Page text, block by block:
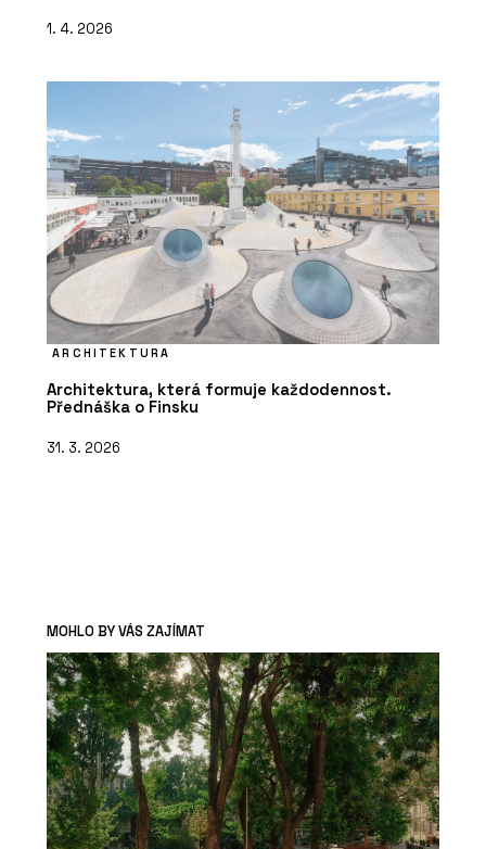
1. 4. 2026
ARCHITEKTURA
Architektura, která formuje každodennost.
Přednáška o Finsku
31. 3. 2026
MOHLO BY VÁS ZAJÍMAT